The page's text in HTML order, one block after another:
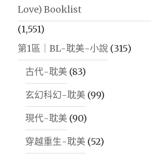
Love) Booklist
(1,551)
第1區｜BL-耽美-小說 (315)
古代-耽美 (83)
玄幻科幻-耽美 (99)
現代-耽美 (90)
穿越重生-耽美 (52)